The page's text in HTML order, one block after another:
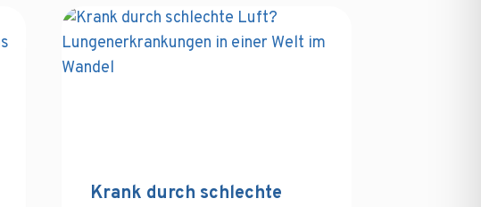
Krank durch schlechte